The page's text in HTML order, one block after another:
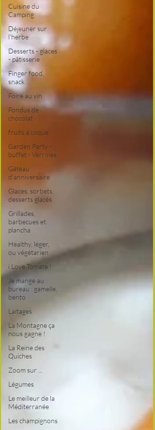
Cuisine du
Camping
Déjeuner sur
l'herbe
Desserts - glaces
- pâtisserie
Finger food,
snack
Foire au vin
Fondus de
chocolat
fruits à coque
Garden Party -
buffet - Verrines
Gâteau
d'anniversaire
Glaces, sorbets,
desserts glacés
Grillades,
barbecues et
plancha
Healthy, léger,
ou végétarien
i Love Tomate !
Je mange au
bureau : gamelle,
bento
Laitages
La Montagne ça
nous gagne !
La Reine des
Quiches
Zoom sur ...
Légumes
Le meilleur de la
Méditerranée
Les champignons